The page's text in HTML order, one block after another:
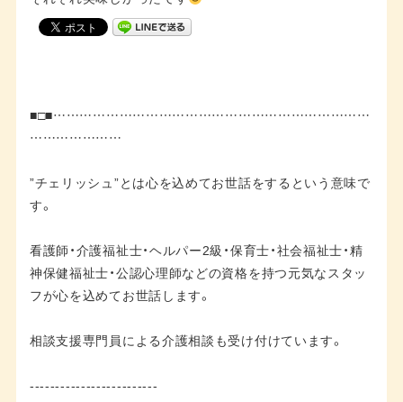
■□■………………………………………………………………
…………………
”チェリッシュ”とは心を込めてお世話をするという意味で
す。
看護師・介護福祉士・ヘルパー2級・保育士・社会福祉士・精
神保健福祉士・公認心理師などの資格を持つ元気なスタッ
フが心を込めてお世話します。
相談支援専門員による介護相談も受け付けています。
-------------------------